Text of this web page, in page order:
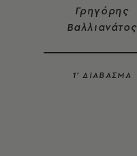
Γρηγόρης
Βαλλιανάτος
1’ ΔΙΑΒΑΣΜΑ